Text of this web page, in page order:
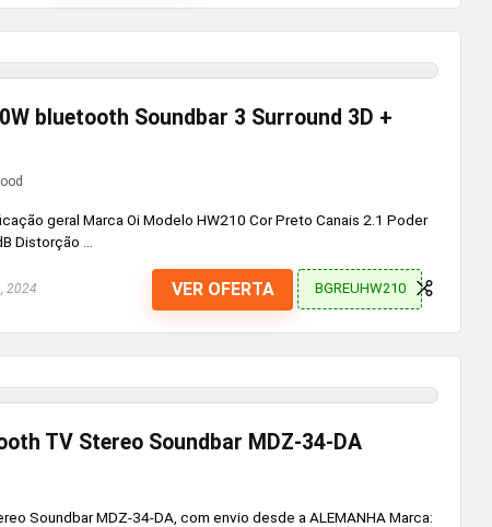
bluetooth Soundbar 3 Surround 3D +
geral Marca Oi Modelo HW210 Cor Preto Canais 2.1 Poder
Distorção ...
2024 VER OFERTA BGREUHW210
TV Stereo Soundbar MDZ-34-DA
Soundbar MDZ-34-DA, com envio desde a ALEMANHA Marca: